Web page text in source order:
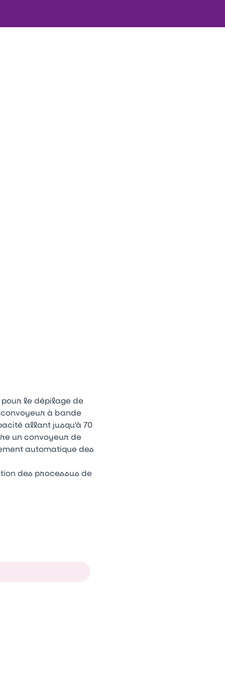
sur la flèche bas pour ouvrir le sous-menu.
pour le dépilage de
à bande
allant jusqu'à 70
un convoyeur de
automatique des
des processus de